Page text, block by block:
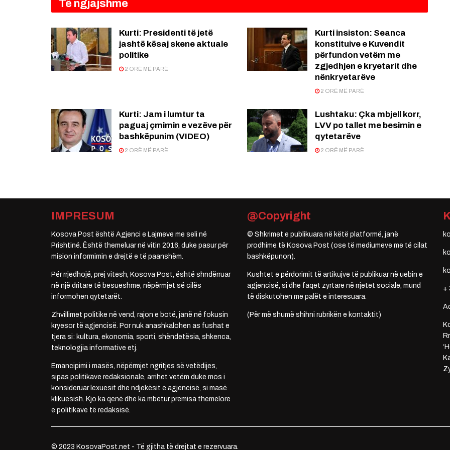
Të ngjajshme
Kurti: Presidenti të jetë
jashtë kësaj skene aktuale
politike
2 ORË MË PARË
Kurti insiston: Seanca
konstituive e Kuvendit
përfundon vetëm me
zgjedhjen e kryetarit dhe
nënkryetarëve
2 ORË MË PARË
Kurti: Jam i lumtur ta
paguaj çmimin e vezëve për
bashkëpunim (VIDEO)
2 ORË MË PARË
Lushtaku: Çka mbjell korr,
LVV po tallet me besimin e
qytetarëve
2 ORË MË PARË
IMPRESUM
Kosova Post është Agjenci e Lajmeve me seli në
Prishtinë. Është themeluar në vitin 2016, duke pasur për
mision informimin e drejtë e të paanshëm.
Për rrjedhojë, prej vitesh, Kosova Post, është shndërruar
në një dritare të besueshme, nëpërmjet së cilës
informohen qytetarët.
Zhvillimet politike në vend, rajon e botë, janë në fokusin
kryesor të agjencisë. Por nuk anashkalohen as fushat e
tjera si: kultura, ekonomia, sporti, shëndetësia, shkenca,
teknologjia informative etj.
Emancipimi i masës, nëpërmjet ngritjes së vetëdijes,
sipas politikave redaksionale, arrihet vetëm duke mos i
konsideruar lexuesit dhe ndjekësit e agjencisë, si masë
klikuesish. Kjo ka qenë dhe ka mbetur premisa themelore
e politikave të redaksisë.
@Copyright
© Shkrimet e publikuara në këtë platformë, janë
prodhime të Kosova Post (ose të mediumeve me të cilat
bashkëpunon).
Kushtet e përdorimit të artikujve të publikuar në uebin e
agjencisë, si dhe faqet zyrtare në rrjetet sociale, mund
të diskutohen me palët e interesuara.
(Për më shumë shihni rubrikën e kontaktit)
+
© 2023 KosovaPost.net - Të gjitha të drejtat e rezervuara.